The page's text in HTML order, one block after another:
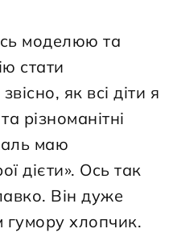
моделюю та
стати
як всі діти я
різноманітні
маю
дієти». Ось так
Він дуже
гумору хлопчик.